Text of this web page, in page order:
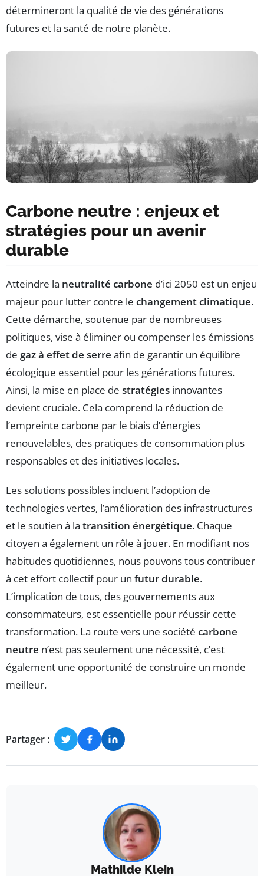
détermineront la qualité de vie des générations
futures et la santé de notre planète.
Carbone neutre : enjeux et
stratégies pour un avenir
durable
Atteindre la neutralité carbone d’ici 2050 est un enjeu
majeur pour lutter contre le changement climatique.
Cette démarche, soutenue par de nombreuses
politiques, vise à éliminer ou compenser les émissions
de gaz à effet de serre afin de garantir un équilibre
écologique essentiel pour les générations futures.
Ainsi, la mise en place de stratégies innovantes
devient cruciale. Cela comprend la réduction de
l’empreinte carbone par le biais d’énergies
renouvelables, des pratiques de consommation plus
responsables et des initiatives locales.
Les solutions possibles incluent l’adoption de
technologies vertes, l’amélioration des infrastructures
et le soutien à la transition énergétique. Chaque
citoyen a également un rôle à jouer. En modifiant nos
habitudes quotidiennes, nous pouvons tous contribuer
à cet effort collectif pour un futur durable.
L’implication de tous, des gouvernements aux
consommateurs, est essentielle pour réussir cette
transformation. La route vers une société carbone
neutre n’est pas seulement une nécessité, c’est
également une opportunité de construire un monde
meilleur.
Partager :
Mathilde Klein